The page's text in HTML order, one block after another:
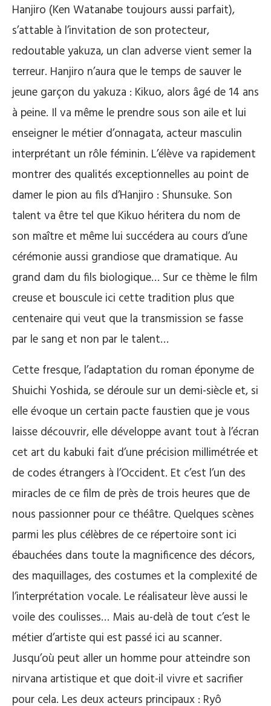
Hanjiro (Ken Watanabe toujours aussi parfait),
s’attable à l’invitation de son protecteur,
redoutable yakuza, un clan adverse vient semer la
terreur. Hanjiro n’aura que le temps de sauver le
jeune garçon du yakuza : Kikuo, alors âgé de 14 ans
à peine. Il va même le prendre sous son aile et lui
enseigner le métier d’onnagata, acteur masculin
interprétant un rôle féminin. L’élève va rapidement
montrer des qualités exceptionnelles au point de
damer le pion au fils d’Hanjiro : Shunsuke. Son
talent va être tel que Kikuo héritera du nom de
son maître et même lui succédera au cours d’une
cérémonie aussi grandiose que dramatique. Au
grand dam du fils biologique… Sur ce thème le film
creuse et bouscule ici cette tradition plus que
centenaire qui veut que la transmission se fasse
par le sang et non par le talent…
Cette fresque, l’adaptation du roman éponyme de
Shuichi Yoshida, se déroule sur un demi-siècle et, si
elle évoque un certain pacte faustien que je vous
laisse découvrir, elle développe avant tout à l’écran
cet art du kabuki fait d’une précision millimétrée et
de codes étrangers à l’Occident. Et c’est l’un des
miracles de ce film de près de trois heures que de
nous passionner pour ce théâtre. Quelques scènes
parmi les plus célèbres de ce répertoire sont ici
ébauchées dans toute la magnificence des décors,
des maquillages, des costumes et la complexité de
l’interprétation vocale. Le réalisateur lève aussi le
voile des coulisses… Mais au-delà de tout c’est le
métier d’artiste qui est passé ici au scanner.
Jusqu’où peut aller un homme pour atteindre son
nirvana artistique et que doit-il vivre et sacrifier
pour cela. Les deux acteurs principaux : Ryô